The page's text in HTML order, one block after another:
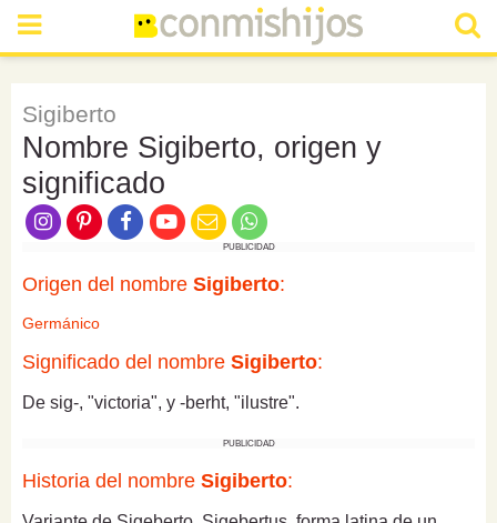
Sigiberto
Nombre Sigiberto, origen y
significado
PUBLICIDAD
Origen del nombre Sigiberto:
Germánico
Significado del nombre Sigiberto:
De sig-, "victoria", y -berht, "ilustre".
PUBLICIDAD
Historia del nombre Sigiberto: